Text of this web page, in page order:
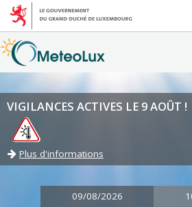
VIGILANCES ACTIVES LE 9 AOÛT !
Plus d'informations
09/08/2026